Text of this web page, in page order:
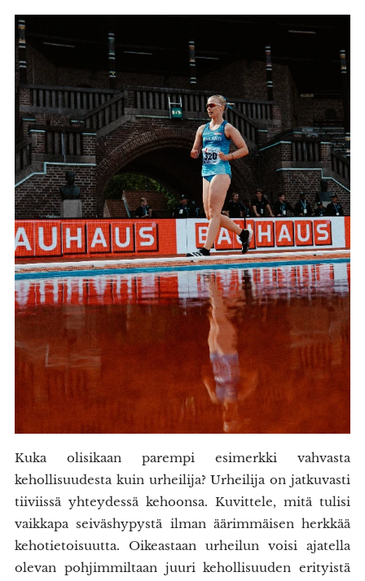
Kuka olisikaan parempi esimerkki vahvasta
kehollisuudesta kuin urheilija? Urheilija on jatkuvasti
tiiviissä yhteydessä kehoonsa. Kuvittele, mitä tulisi
vaikkapa seiväshypystä ilman äärimmäisen herkkää
kehotietoisuutta. Oikeastaan urheilun voisi ajatella
olevan pohjimmiltaan juuri kehollisuuden erityistä